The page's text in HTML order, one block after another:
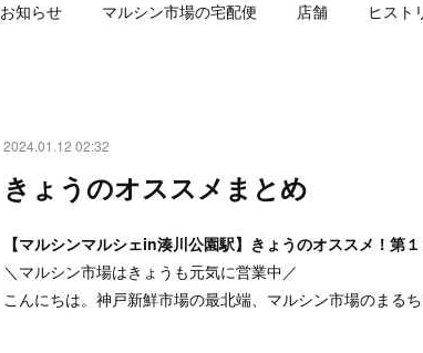
お知らせ マルシン市場の宅配便 店舗 ヒスト
2024.01.12 02:32
きょうのオススメまとめ
【マルシンマルシェin湊川公園駅】きょうのオススメ！第
＼マルシン市場はきょうも元気に営業中／
こんにちは。神戸新鮮市場の最北端、マルシン市場のまるち